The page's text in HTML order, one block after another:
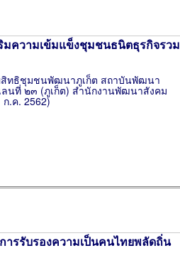
ความเข้มแข็งชุมชนธนิตธุรกิจรวม
สิทธิชุมชนพัฒนาภูเก็ต สถาบันพัฒนา
นที่ ๒๓ (ภูเก็ต) สำนักงานพัฒนาสังคม
.ค. 2562)
รรับรองความเป็นคนไทยพลัดถิ่น